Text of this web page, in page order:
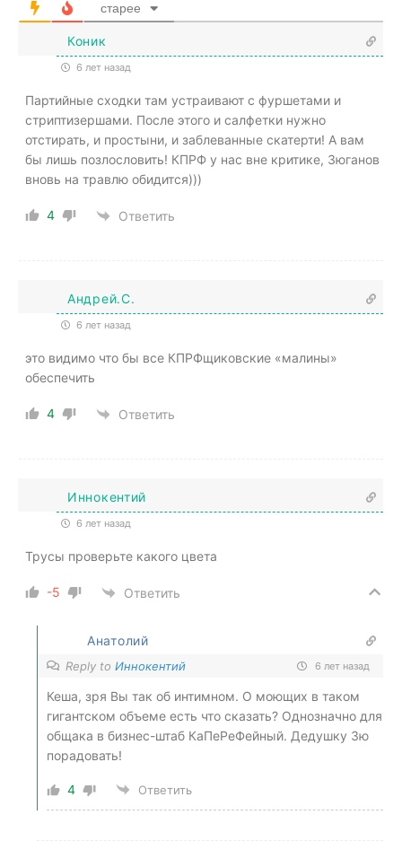
старее
Коник
6 лет назад
Партийные сходки там устраивают с фуршетами и
стриптизершами. После этого и салфетки нужно
отстирать, и простыни, и заблеванные скатерти! А вам
бы лишь позлословить! КПРФ у нас вне критике, Зюганов
вновь на травлю обидится)))
4 Ответить
Андрей.С.
6 лет назад
это видимо что бы все КПРФщиковские «малины»
обеспечить
4 Ответить
Иннокентий
6 лет назад
Трусы проверьте какого цвета
-5 Ответить
Анатолий
Reply to Иннокентий 6 лет назад
Кеша, зря Вы так об интимном. О моющих в таком
гигантском объеме есть что сказать? Однозначно для
общака в бизнес-штаб КаПеРеФейный. Дедушку Зю
порадовать!
4 Ответить